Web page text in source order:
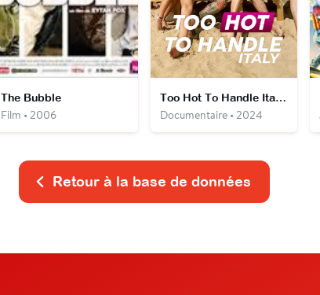
The Bubble
Film • 2006
Too Hot To Handle Italie
Documentaire • 2024
Retour à la base de données